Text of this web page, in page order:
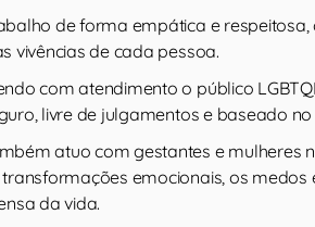
de forma empática e
vivências de cada pessoa.
com atendimento o público
livre de julgamentos e baseado
atuo com gestantes e mulheres
emocionais, os
da vida.